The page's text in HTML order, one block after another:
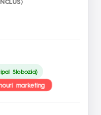
Slobozia)
marketing